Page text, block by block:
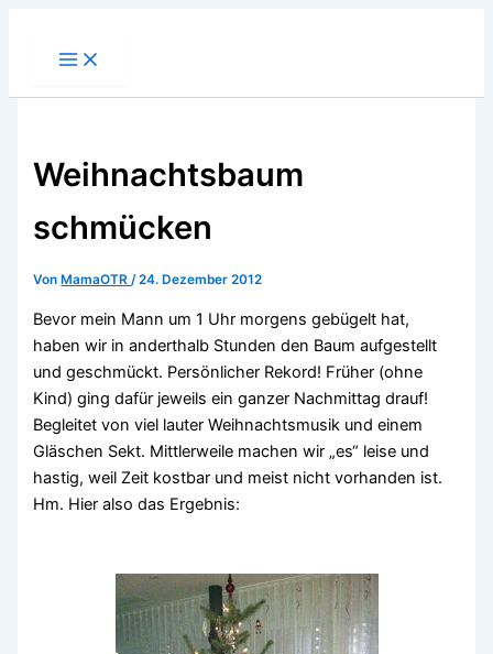
Weihnachtsbaum
schmücken
Von MamaOTR/24. Dezember 2012
Bevor mein Mann um 1 Uhr morgens gebügelt hat,
haben wir in anderthalb Stunden den Baum aufgestellt
und geschmückt. Persönlicher Rekord! Früher (ohne
Kind) ging dafür jeweils ein ganzer Nachmittag drauf!
Begleitet von viel lauter Weihnachtsmusik und einem
Gläschen Sekt. Mittlerweile machen wir „es“ leise und
hastig, weil Zeit kostbar und meist nicht vorhanden ist.
Hm. Hier also das Ergebnis: